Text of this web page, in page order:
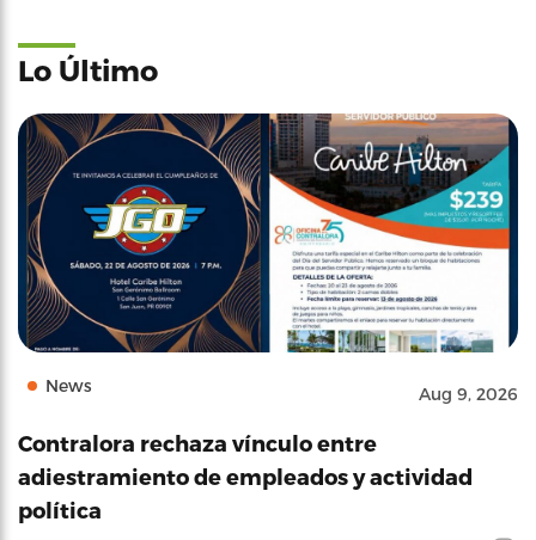
Lo Último
News Aug 9, 2026
Contralora rechaza vínculo entre
adiestramiento de empleados y actividad
política